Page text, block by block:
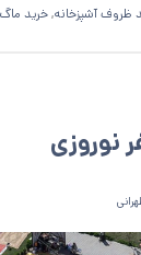
ظروف آشپزخانه,خرید
نوروزی